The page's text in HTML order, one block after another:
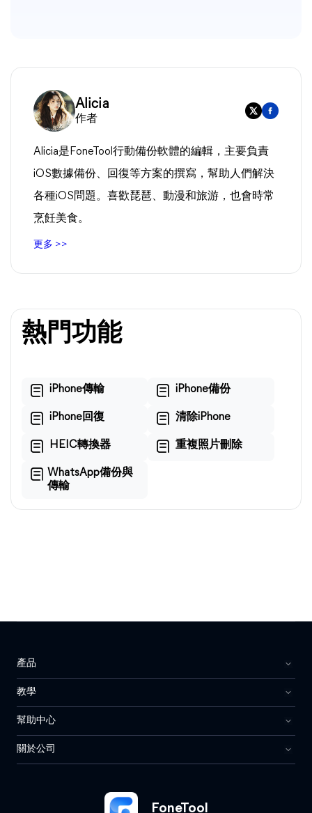
Alicia
作者
Alicia是FoneTool行動備份軟體的編輯，主要負責
iOS數據備份、回復等方案的撰寫，幫助人們解決
各種iOS問題。喜歡琵琶、動漫和旅游，也會時常
烹飪美食。
更多 >>
熱門功能
iPhone傳輸 iPhone備份
iPhone回復 清除iPhone
HEIC轉換器 重複照片刪除
WhatsApp備份與
傳輸
FoneTool
產品
教學
幫助中心
關於公司